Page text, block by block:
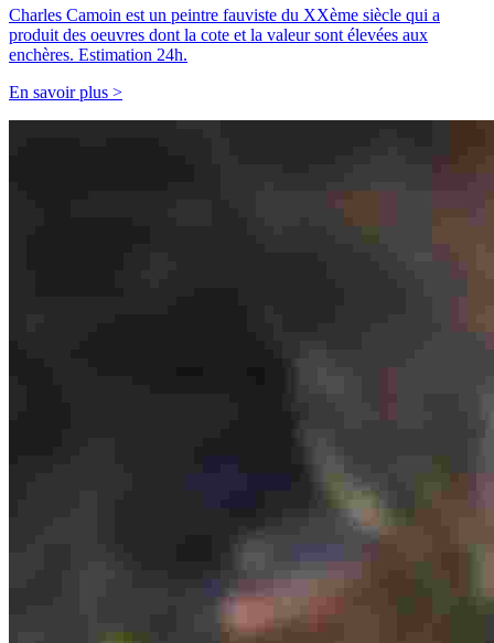
Charles Camoin est un peintre fauviste du XXème siècle qui a
produit des oeuvres dont la cote et la valeur sont élevées aux
enchères. Estimation 24h.
En savoir plus >